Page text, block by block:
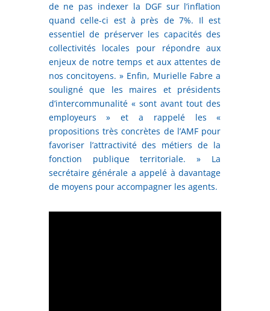
de ne pas indexer la DGF sur l’inflation
quand celle-ci est à près de 7%. Il est
essentiel de préserver les capacités des
collectivités locales pour répondre aux
enjeux de notre temps et aux attentes de
nos concitoyens. » Enfin, Murielle Fabre a
souligné que les maires et présidents
d’intercommunalité « sont avant tout des
employeurs » et a rappelé les «
propositions très concrètes de l’AMF pour
favoriser l’attractivité des métiers de la
fonction publique territoriale. » La
secrétaire générale a appelé à davantage
de moyens pour accompagner les agents.